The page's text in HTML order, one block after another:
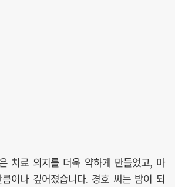
치료 의지를 더욱 약하게 만들었고, 마
이나 깊어졌습니다. 경호 씨는 밤이 되